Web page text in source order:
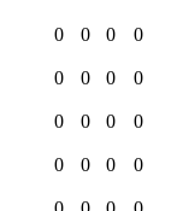
0 0 0 0
0 0 0 0
0 0 0 0
0 0 0 0